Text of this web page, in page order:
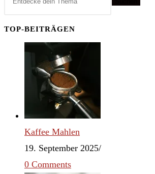
TOP-BEITRÄGEN
Kaffee Mahlen
19. September 2025/
0 Comments